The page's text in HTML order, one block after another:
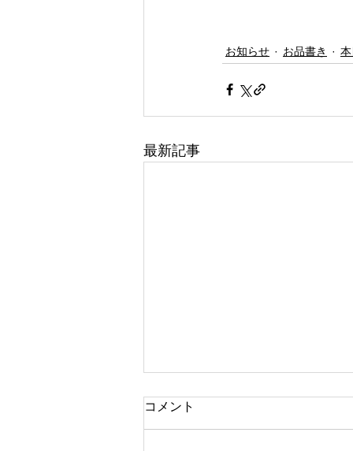
お知らせ お品書き
最新記事
コメント